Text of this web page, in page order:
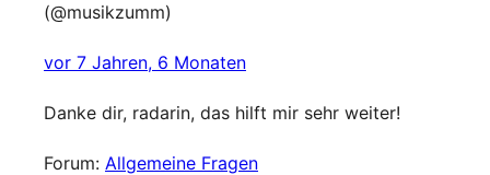
(@musikzumm)
vor 7 Jahren, 6 Monaten
Danke dir, radarin, das hilft mir sehr weiter!
Forum: Allgemeine Fragen